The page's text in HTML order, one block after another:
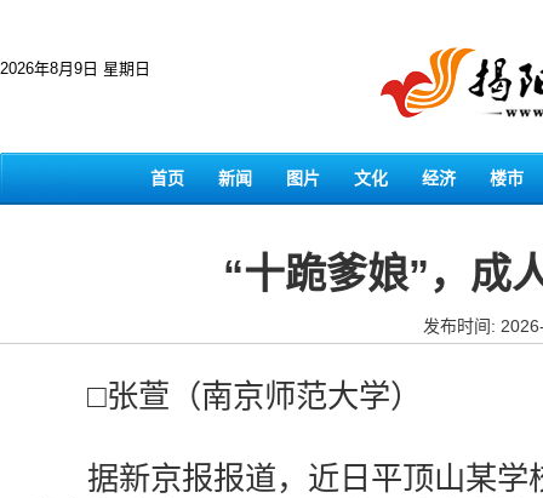
2026年8月9日 星期日
首页 新闻 图片 文化 经济 楼市
“十跪爹娘”，成
发布时间:
□张萱（南京师范大学）
据新京报报道，近日平顶山某学